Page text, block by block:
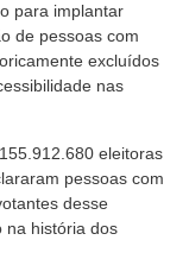
para implantar
de pessoas com
excluídos
nas
eleitoras
pessoas com
desse
na história dos